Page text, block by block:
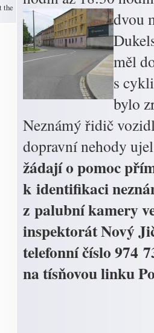
the
dvou
měl
s
bylo
Neznámý řidič
dopravní nehody
žádají o pomoc
k identifikaci
z palubní kamery
inspektorát Nový
telefonní číslo 974
na tísňovou linku